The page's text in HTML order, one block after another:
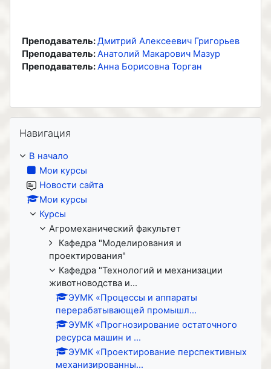
Преподаватель:Дмитрий Алексеевич Григорьев
Преподаватель:Анатолий Макарович Мазур
Преподаватель:Анна Борисовна Торган
Навигация
В начало
Мои курсы
Новости сайта
Мои курсы
Курсы
Агромеханический факультет
Кафедра "Моделирования и
проектирования"
Кафедра "Технологий и механизации
животноводства и...
ЭУМК «Процессы и аппараты
перерабатывающей промышл...
ЭУМК «Прогнозирование остаточного
ресурса машин и ...
ЭУМК «Проектирование перспективных
механизированны...